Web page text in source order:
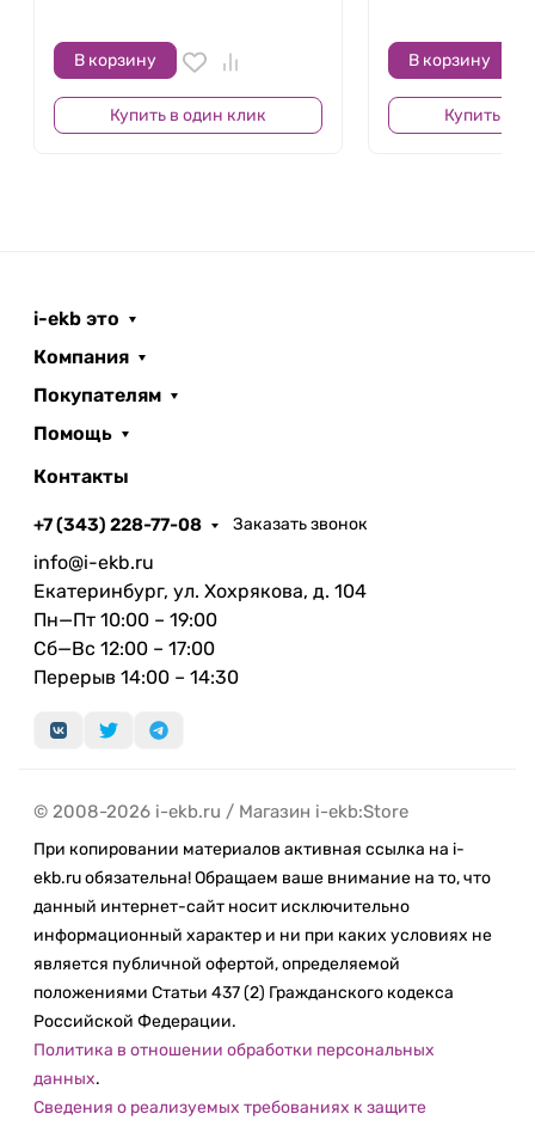
В корзину
Купить в один клик
В корзину
Купить в
i-ekb это
Компания
Покупателям
Помощь
Контакты
+7 (343) 228-77-08 Заказать звонок
info@i-ekb.ru
Екатеринбург, ул. Хохрякова, д. 104
Пн—Пт 10:00 – 19:00
Сб—Вс 12:00 – 17:00
Перерыв 14:00 – 14:30
© 2008-2026 i-ekb.ru / Магазин i-ekb:Store
При копировании материалов активная ссылка на i-
ekb.ru обязательна! Обращаем ваше внимание на то, что
данный интернет-сайт носит исключительно
информационный характер и ни при каких условиях не
является публичной офертой, определяемой
положениями Статьи 437 (2) Гражданского кодекса
Российской Федерации.
Политика в отношении обработки персональных
данных.
Сведения о реализуемых требованиях к защите